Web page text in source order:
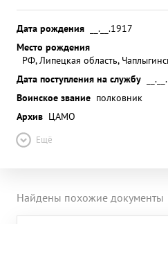
Дата рождения
__.__.1917
Место рождения
РФ, Липецкая область,
Дата поступления на службу
Воинское звание полковник
Архив ЦАМО
Ещё
Найдены похожие документы